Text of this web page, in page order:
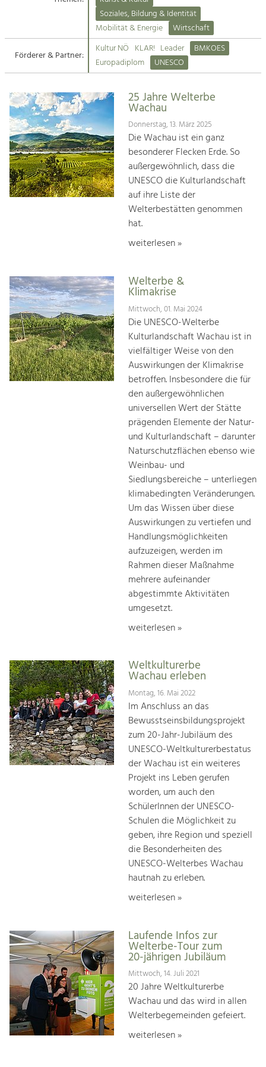
Suche
Impressum
Kontakt
Angebotsentwicklung und
Handwerk, Wissenschaft und Forschung.
Soziales, Bildung &
Identität
Gleichberechtigung, Jugend und
Integration
Mobilität & Energie
Klimawandel, öffentlicher Verkehr und
Steigerung regionaler Wertschöpfung
Soziales, Bildung & Identität
Mobilität & Energie
Wirtschaft
Förderer & Partner:
Kultur NÖ KLAR! Leader
BMKOES
Europadiplom
UNESCO
25 Jahre Welterbe
Wachau
Donnerstag, 13. März 2025
Die Wachau ist ein ganz
besonderer Flecken Erde. So
außergewöhnlich, dass die
UNESCO die Kulturlandschaft
auf ihre Liste der
Welterbestätten genommen
hat.
weiterlesen »
Welterbe &
Klimakrise
Mittwoch, 01. Mai 2024
Die UNESCO-Welterbe
Kulturlandschaft Wachau ist in
vielfältiger Weise von den
Auswirkungen der Klimakrise
betroffen. Insbesondere die für
den außergewöhnlichen
universellen Wert der Stätte
prägenden Elemente der Natur-
und Kulturlandschaft – darunter
Naturschutzflächen ebenso wie
Weinbau- und
Siedlungsbereiche – unterliegen
klimabedingten Veränderungen.
Um das Wissen über diese
Auswirkungen zu vertiefen und
Handlungsmöglichkeiten
aufzuzeigen, werden im
Rahmen dieser Maßnahme
mehrere aufeinander
abgestimmte Aktivitäten
umgesetzt.
weiterlesen »
Weltkulturerbe
Wachau erleben
Montag, 16. Mai 2022
Im Anschluss an das
Bewusstseinsbildungsprojekt
zum 20-Jahr-Jubiläum des
UNESCO-Weltkulturerbestatus
der Wachau ist ein weiteres
Projekt ins Leben gerufen
worden, um auch den
SchülerInnen der UNESCO-
Schulen die Möglichkeit zu
geben, ihre Region und speziell
die Besonderheiten des
UNESCO-Welterbes Wachau
hautnah zu erleben.
weiterlesen »
Laufende Infos zur
Welterbe-Tour zum
20-jährigen Jubiläum
Mittwoch, 14. Juli 2021
20 Jahre Weltkulturerbe
Wachau und das wird in allen
Welterbegemeinden gefeiert.
weiterlesen »